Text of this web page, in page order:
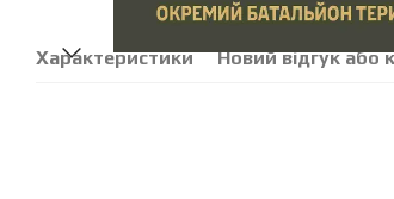
Характеристики Новий відгук або